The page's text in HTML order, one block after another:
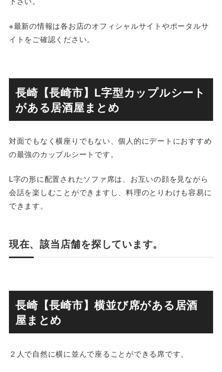
※最新の情報は各お店のオフィシャルサイトやポータルサ
イトをご確認ください。
長崎【長崎市】L字型カップルシート
がある居酒屋まとめ
対面でもなく横座りでもない、個人的にデートにおすすめ
の最強のカップルシートです。
L字の形に配置されたソファ席は、お互いの顔を見ながら
会話を楽しむことができますし、料理のとりわけも容易に
できます。
現在、該当店舗を探しています。
長崎【長崎市】横並び席がある居酒
屋まとめ
２人で自然に横に並んで座ることができる席です。